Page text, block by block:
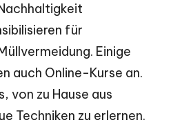
für
Einige
auch Online-Kurse an.
von zu Hause aus
Techniken zu erlernen.